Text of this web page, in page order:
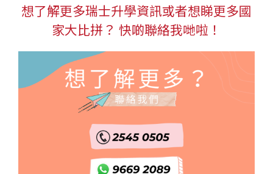
想了解更多瑞士升學資訊或者想睇更多國
家大比拼？ 快啲聯絡我哋啦！